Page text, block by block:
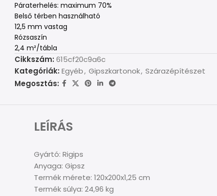
Páraterhelés: maximum 70%
Belső térben használható
12,5 mm vastag
Rózsaszín
2,4 m²/tábla
Cikkszám: 615cf20c9a6c
Kategóriák: Egyéb, Gipszkartonok, Szárazépítészet
Megosztás:
LEÍRÁS
Gyártó: Rigips
Anyaga: Gipsz
Termék mérete: 120x200x1,25 cm
Termék súlya: 24,96 kg